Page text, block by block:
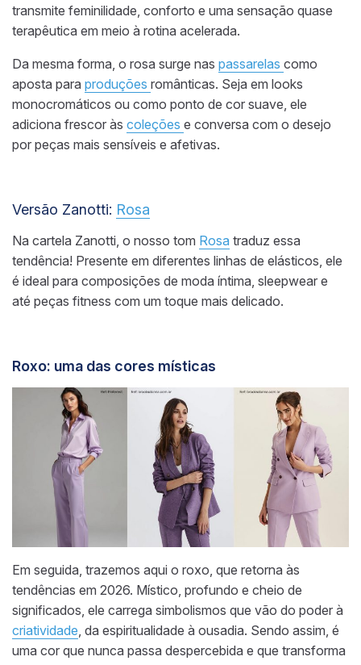
transmite feminilidade, conforto e uma sensação quase
terapêutica em meio à rotina acelerada.
Da mesma forma, o rosa surge nas passarelas como
aposta para produções românticas. Seja em looks
monocromáticos ou como ponto de cor suave, ele
adiciona frescor às coleções e conversa com o desejo
por peças mais sensíveis e afetivas.
Versão Zanotti: Rosa
Na cartela Zanotti, o nosso tom Rosa traduz essa
tendência! Presente em diferentes linhas de elásticos, ele
é ideal para composições de moda íntima, sleepwear e
até peças fitness com um toque mais delicado.
Roxo: uma das cores místicas
Em seguida, trazemos aqui o roxo, que retorna às
tendências em 2026. Místico, profundo e cheio de
significados, ele carrega simbolismos que vão do poder à
criatividade, da espiritualidade à ousadia. Sendo assim, é
uma cor que nunca passa despercebida e que transforma